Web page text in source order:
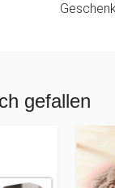
gefallen